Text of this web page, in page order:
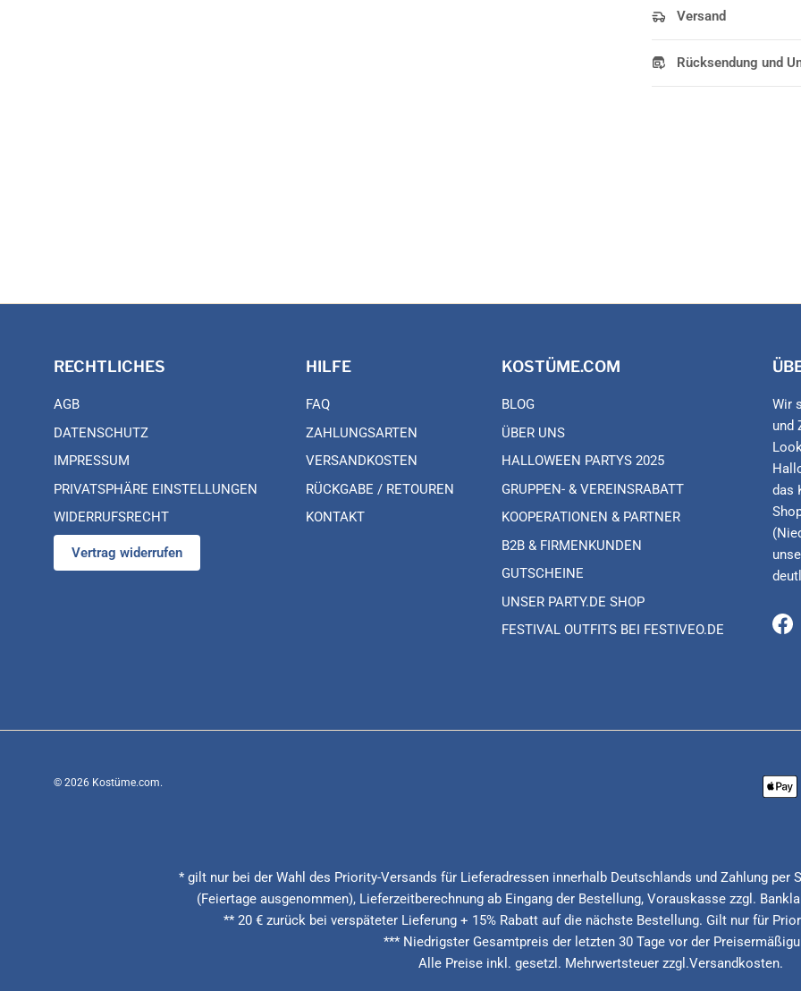
Versand
Rücksendung und
RECHTLICHES
AGB
DATENSCHUTZ
IMPRESSUM
PRIVATSPHÄRE EINSTELLUNGEN
WIDERRUFSRECHT
Vertrag widerrufen
HILFE
FAQ
ZAHLUNGSARTEN
VERSANDKOSTEN
RÜCKGABE / RETOUREN
KONTAKT
KOSTÜME.COM
BLOG
ÜBER UNS
HALLOWEEN PARTYS 2025
GRUPPEN- & VEREINSRABATT
KOOPERATIONEN & PARTNER
B2B & FIRMENKUNDEN
GUTSCHEINE
UNSER PARTY.DE SHOP
FESTIVAL OUTFITS BEI FESTIVEO.DE
Wir
und
das
© 2026 Kostüme.com.
* gilt nur bei der Wahl des Priority-Versands für Lieferadressen innerhalb Deutschlands und Zahlung per
(Feiertage ausgenommen), Lieferzeitberechnung ab Eingang der Bestellung, Vorauskasse zzgl.
** 20 € zurück bei verspäteter Lieferung + 15% Rabatt auf die nächste Bestellung. Gilt nur für
*** Niedrigster Gesamtpreis der letzten 30 Tage vor der
Alle Preise inkl. gesetzl. Mehrwertsteuer zzgl.Versandkosten.